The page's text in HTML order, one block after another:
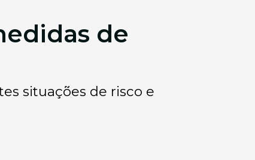
de
situações de risco e